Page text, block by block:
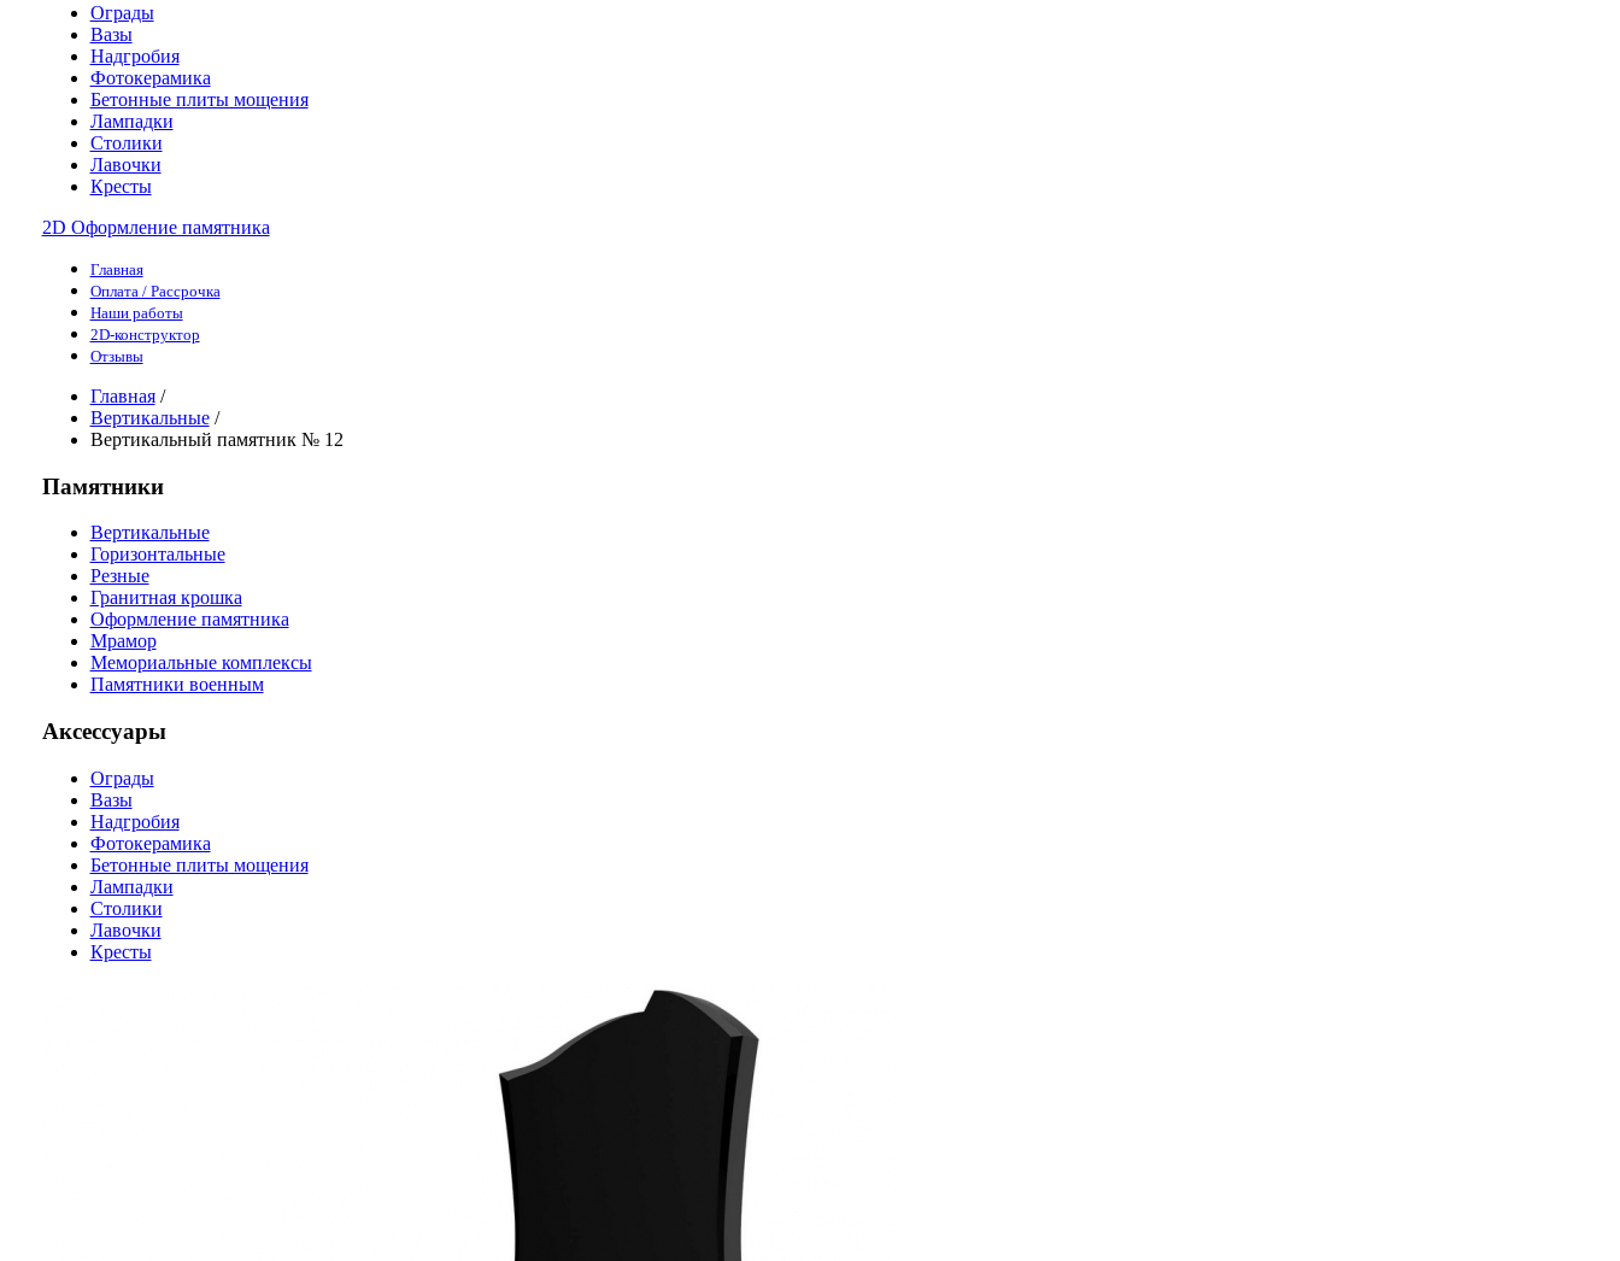
Ограды
Вазы
Надгробия
Фотокерамика
Бетонные плиты мощения
Лампадки
Столики
Лавочки
Кресты
2D Оформление памятника
Главная
Оплата / Рассрочка
Наши работы
2D-конструктор
Отзывы
Главная /
Вертикальные /
Вертикальный памятник № 12
Памятники
Вертикальные
Горизонтальные
Резные
Гранитная крошка
Оформление памятника
Мрамор
Мемориальные комплексы
Памятники военным
Аксессуары
Ограды
Вазы
Надгробия
Фотокерамика
Бетонные плиты мощения
Лампадки
Столики
Лавочки
Кресты